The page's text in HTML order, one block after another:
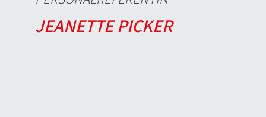
JEANETTE PICKER